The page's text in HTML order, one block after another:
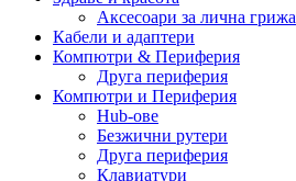
Аксесоари за лична грижа
Кабели и адаптери
Компютри & Периферия
Друга периферия
Компютри и Периферия
Hub-ове
Безжични рутери
Друга периферия
Клавиатури